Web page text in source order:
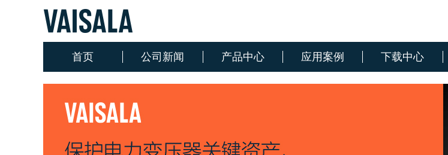
首页 公司新闻 产品中心 应用案例 下载中心